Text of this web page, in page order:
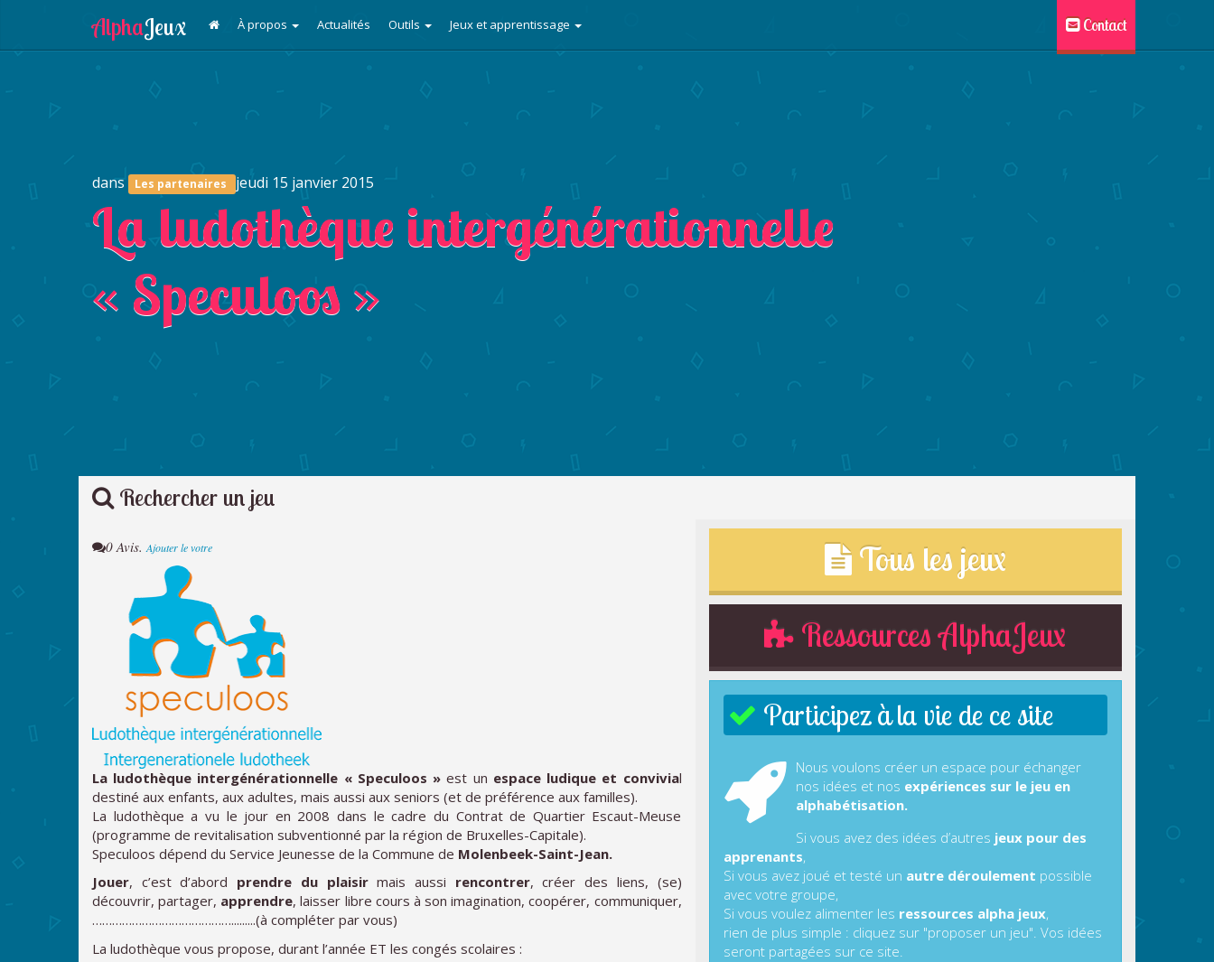
À propos Actualités Outils Jeux et apprentissage Contact
dans Les partenaires jeudi 15 janvier 2015
La ludothèque intergénérationnelle
« Speculoos »
Rechercher un jeu
0 Avis. Ajouter le votre
La ludothèque intergénérationnelle « Speculoos » est un espace ludique et convivial
destiné aux enfants, aux adultes, mais aussi aux seniors (et de préférence aux familles).
La ludothèque a vu le jour en 2008 dans le cadre du Contrat de Quartier Escaut-Meuse
(programme de revitalisation subventionné par la région de Bruxelles-Capitale).
Speculoos dépend du Service Jeunesse de la Commune de Molenbeek-Saint-Jean.
Jouer, c’est d’abord prendre du plaisirmais aussi rencontrer, créer des liens, (se)
découvrir, partager, apprendre, laisser libre cours à son imagination, coopérer, communiquer,
…………………………………….........(à compléter par vous)
La ludothèque vous propose, durant l’année ET les congés scolaires :
Tous les jeux
Ressources AlphaJeux
Participez à la vie de ce site
Nous voulons créer un espace pour échanger
nos idées et nos expériences sur le jeu en
alphabétisation.
Si vous avez des idées d’autres jeux pour des
apprenants,
Si vous avez joué et testé un autre déroulement possible
avec votre groupe,
Si vous voulez alimenter les ressources alpha jeux,
rien de plus simple : cliquez sur "proposer un jeu". Vos idées
seront partagées sur ce site.